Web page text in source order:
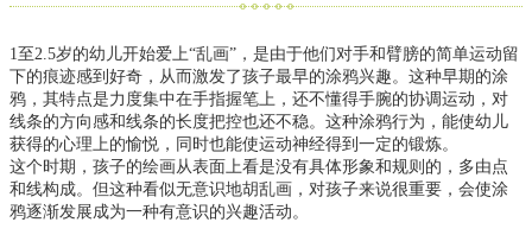
1至2.5岁的幼儿开始爱上“乱画”，是由于他们对手和臂膀的简单运动留
下的痕迹感到好奇，从而激发了孩子最早的涂鸦兴趣。这种早期的涂
鸦，其特点是力度集中在手指握笔上，还不懂得手腕的协调运动，对
线条的方向感和线条的长度把控也还不稳。这种涂鸦行为，能使幼儿
获得的心理上的愉悦，同时也能使运动神经得到一定的锻炼。
这个时期，孩子的绘画从表面上看是没有具体形象和规则的，多由点
和线构成。但这种看似无意识地胡乱画，对孩子来说很重要，会使涂
鸦逐渐发展成为一种有意识的兴趣活动。